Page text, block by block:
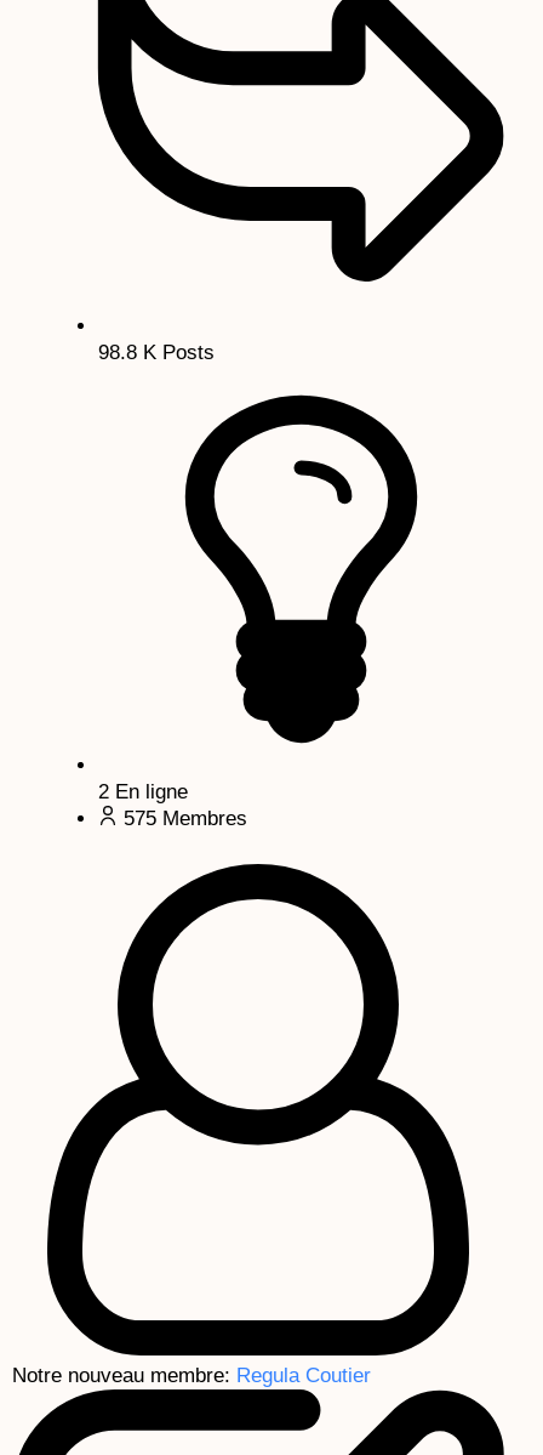
98.8 K Posts
2 En ligne
575 Membres
Notre nouveau membre: Regula Coutier